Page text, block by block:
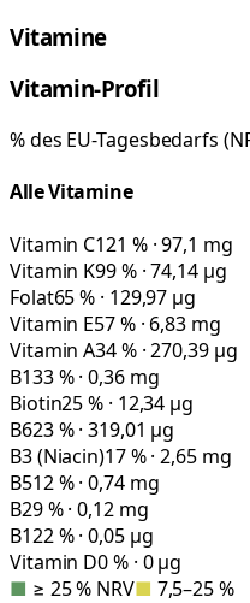
Vitamine
Vitamin-Profil
% des EU-Tagesbedarfs
Alle Vitamine
Vitamin C121 % · 97,1 mg
Vitamin K99 % · 74,14 µg
Folat65 % · 129,97 µg
Vitamin E57 % · 6,83 mg
Vitamin A34 % · 270,39 µg
B133 % · 0,36 mg
Biotin25 % · 12,34 µg
B623 % · 319,01 µg
B3 (Niacin)17 % · 2,65 mg
B512 % · 0,74 mg
B29 % · 0,12 mg
B122 % · 0,05 µg
Vitamin D0 % · 0 µg
■ ≥ 25 % NRV■ 7,5–25 %